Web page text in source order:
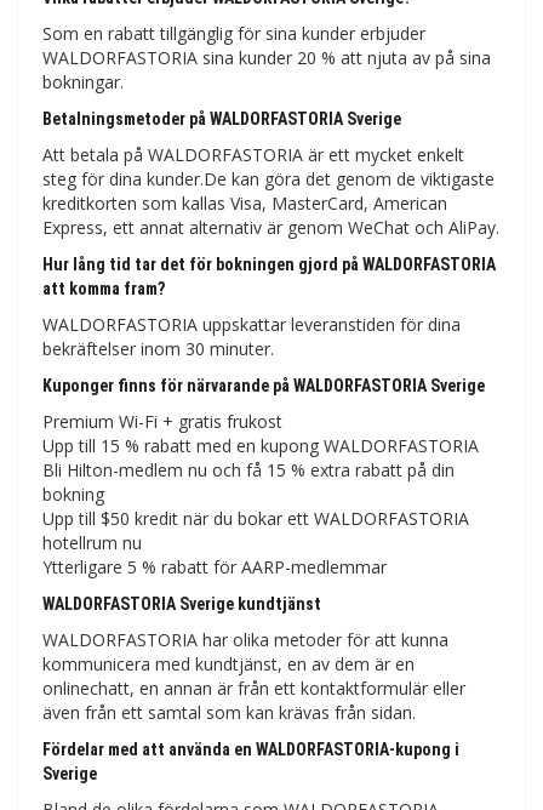
Som en rabatt tillgänglig för sina kunder erbjuder
WALDORFASTORIA sina kunder 20 % att njuta av på sina
bokningar.
Betalningsmetoder på WALDORFASTORIA Sverige
Att betala på WALDORFASTORIA är ett mycket enkelt
steg för dina kunder.De kan göra det genom de viktigaste
kreditkorten som kallas Visa, MasterCard, American
Express, ett annat alternativ är genom WeChat och AliPay.
Hur lång tid tar det för bokningen gjord på WALDORFASTORIA
att komma fram?
WALDORFASTORIA uppskattar leveranstiden för dina
bekräftelser inom 30 minuter.
Kuponger finns för närvarande på WALDORFASTORIA Sverige
Premium Wi-Fi + gratis frukost
Upp till 15 % rabatt med en kupong WALDORFASTORIA
Bli Hilton-medlem nu och få 15 % extra rabatt på din
bokning
Upp till $50 kredit när du bokar ett WALDORFASTORIA
hotellrum nu
Ytterligare 5 % rabatt för AARP-medlemmar
WALDORFASTORIA Sverige kundtjänst
WALDORFASTORIA har olika metoder för att kunna
kommunicera med kundtjänst, en av dem är en
onlinechatt, en annan är från ett kontaktformulär eller
även från ett samtal som kan krävas från sidan.
Fördelar med att använda en WALDORFASTORIA-kupong i
Sverige